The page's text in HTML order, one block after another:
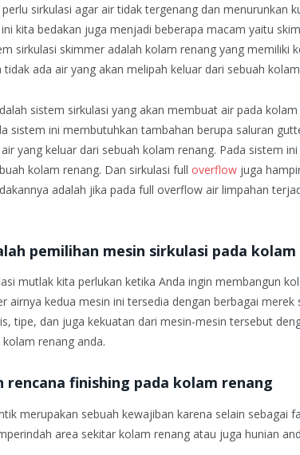
sirkulasi agar air tidak tergenang dan menurunkan
kita bedakan juga menjadi beberapa macam yaitu
sirkulasi skimmer adalah kolam renang yang memiliki
tidak ada air yang akan melipah keluar dari sebuah
sistem sirkulasi yang akan membuat air pada
sistem ini membutuhkan tambahan berupa saluran
yang keluar dari sebuah kolam renang. Pada sistem
kolam renang. Dan sirkulasi full overflow juga
adalah jika pada full overflow air limpahan
pemilihan mesin sirkulasi pada kolam
mutlak kita perlukan ketika Anda ingin membangun
airnya kedua mesin ini tersedia dengan berbagai merek
tipe, dan juga kekuatan dari mesin-mesin tersebut
renang anda.
rencana finishing pada kolam renang
merupakan sebuah kewajiban karena selain sebagai
area sekitar kolam renang atau juga hunian